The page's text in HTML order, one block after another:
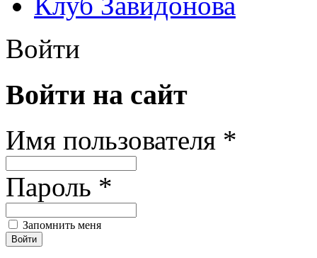
Войти
Войти на сайт
Имя пользователя *
Пароль *
Запомнить меня